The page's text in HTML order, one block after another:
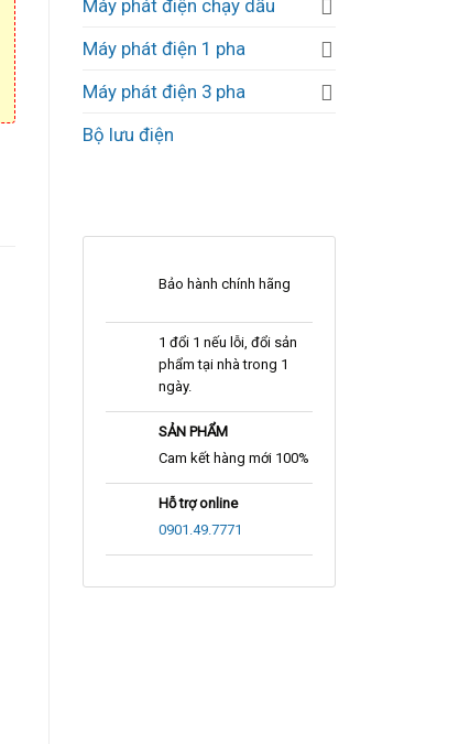
Máy phát điện chạy dầu
Máy phát điện 1 pha
Máy phát điện 3 pha
Bộ lưu điện
Bảo hành chính hãng
1 đổi 1 nếu lỗi, đổi sản
phẩm tại nhà trong 1
ngày.
SẢN PHẨM
Cam kết hàng mới 100%
Hỗ trợ online
0901.49.7771